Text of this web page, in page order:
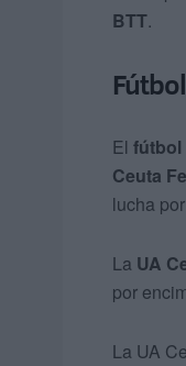
BTT.
El fútbol
Ceuta
lucha
La UA
por
La UA